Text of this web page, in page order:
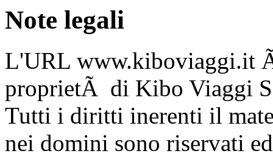
Note legali
L'URL www.kiboviaggi.it
proprietÃ di Kibo Viaggi
Tutti i diritti inerenti il
nei domini sono riservati